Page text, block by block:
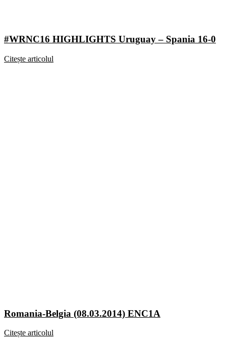
#WRNC16 HIGHLIGHTS Uruguay – Spania 16-0
Citește articolul
Romania-Belgia (08.03.2014) ENC1A
Citește articolul